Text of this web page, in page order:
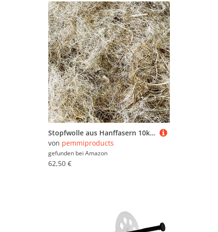
Stopfwolle aus Hanffasern 10kg (6,25€/kg), Schallschutz, nachhaltiger Dämmstoff, Isolierung, Wämedämmung, Hanf, Naturfaserdämmung, Stopfhanf
von pemmiproducts
gefunden bei Amazon
62,50 €